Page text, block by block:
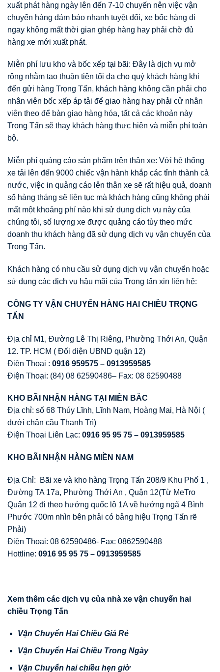
xuất phát hàng ngày lên đến 7-10 chuyến nên việc vận
chuyển hàng đảm bảo nhanh tuyệt đối, xe bốc hàng đi
ngay không mất thời gian ghép hàng hay phải chờ đủ
hàng xe mới xuất phát.
Miễn phí lưu kho và bốc xếp tại bãi: Đây là dịch vụ mở
rộng nhằm tạo thuận tiện tối đa cho quý khách hàng khi
đến gửi hàng Trọng Tấn, khách hàng không cần phải cho
nhân viên bốc xếp áp tải để giao hàng hay phải cử nhân
viên theo để bàn giao hàng hóa, tất cả các khoản này
Trọng Tấn sẽ thay khách hàng thực hiện và miễn phí toàn
bộ.
Miễn phí quảng cáo sản phẩm trên thân xe: Với hệ thống
xe tải lên đến 9000 chiếc vận hành khắp các tỉnh thành cả
nước, việc in quảng cáo lên thân xe sẽ rất hiệu quả, doanh
số hàng tháng sẽ liên tục mà khách hàng cũng không phải
mất một khoảng phí nào khi sử dụng dịch vụ này của
chúng tôi, số lượng xe được quảng cáo tùy theo mức
doanh thu khách hàng đã sử dụng dịch vụ vận chuyển của
Trọng Tấn.
Khách hàng có nhu cầu sử dụng dịch vụ vận chuyển hoặc
sử dụng các dịch vụ hậu mãi của Trọng tấn xin liên hệ:
CÔNG TY VẬ N CHUYỂ N HÀNG HAI CHI ỀU TRỌNG
TẤ N
Địa chỉ M1, Đường Lê Thị Riêng, Phường Thới An, Quận
12. TP. HCM ( Đối diện UBND quận 12)
Điện Thoại : 0916 959575 – 0913959585
Điện Thoại: (84) 08 62590486– Fax: 08 62590488
KHO BÃI NHẬ N HÀNG TẠ I MI Ề N BẮC
Địa chỉ: số 68 Thúy Lĩnh, Lĩnh Nam, Hoàng Mai, Hà Nội (
dưới chân cầu Thanh Trì)
Điện Thoại Liên Lạc: 0916 95 95 75 – 0913959585
KHO BÃI NHẬ N HÀNG MI Ề N NAM
Địa Chỉ: Bãi xe và kho hàng Trọng Tấn 208/9 Khu Phố 1 ,
Đường TA 17a, Phường Thới An , Quận 12(Từ MeTro
Quận 12 đi theo hướng quốc lộ 1A về hướng ngã 4 Bình
Phước 700m nhìn bên phải có bảng hiệu Trọng Tấn rẽ
Phải)
Điện Thoại: 08 62590486- Fax: 0862590488
Hottline: 0916 95 95 75 – 0913959585
Xem thêm các d ịch vụ của nhà xe vận chuyển hai
chiều Trọng Tấn
Vận Chuyển Hai Chiều Giá Rẻ
Vận Chuyển Hai Chiều Trong Ngày
Vận Chuyển hai chiều hẹn giờ